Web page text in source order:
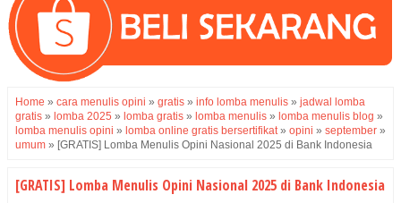
Home » cara menulis opini » gratis » info lomba menulis » jadwal lomba
gratis » lomba 2025 » lomba gratis » lomba menulis » lomba menulis blog »
lomba menulis opini » lomba online gratis bersertifikat» opini » september »
umum » [GRATIS] Lomba Menulis Opini Nasional 2025 di Bank Indonesia
[GRATIS] Lomba Menulis Opini Nasional 2025 di Bank Indonesia